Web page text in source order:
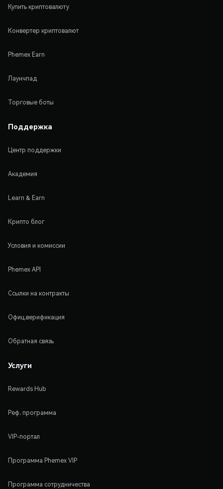
Купить криптовалюту
Конвертер криптовалют
Phemex Earn
Лаунчпад
Торговые боты
Поддержка
Центр поддержки
Академия
Learn & Earn
Крипто блог
Условия и комиссии
Phemex API
Ссылки на контракты
Офиц.верификация
Обратная связь
Услуги
Rewards Hub
Реф. программа
VIP-портал
Программа Phemex VIP
Программа сотрудничества